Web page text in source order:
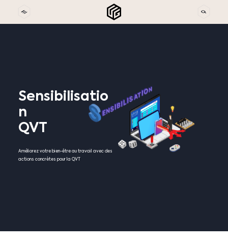
Sensibilisatio
n
QVT
Améliorez votre bien-être au travail avec des
actions concrètes pour la QVT